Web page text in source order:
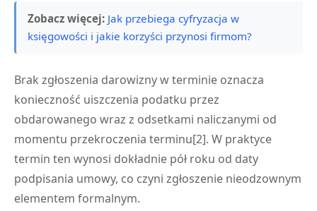
Zobacz więcej: Jak przebiega cyfryzacja w
księgowości i jakie korzyści przynosi firmom?
Brak zgłoszenia darowizny w terminie oznacza
konieczność uiszczenia podatku przez
obdarowanego wraz z odsetkami naliczanymi od
momentu przekroczenia terminu[2]. W praktyce
termin ten wynosi dokładnie pół roku od daty
podpisania umowy, co czyni zgłoszenie nieodzownym
elementem formalnym.